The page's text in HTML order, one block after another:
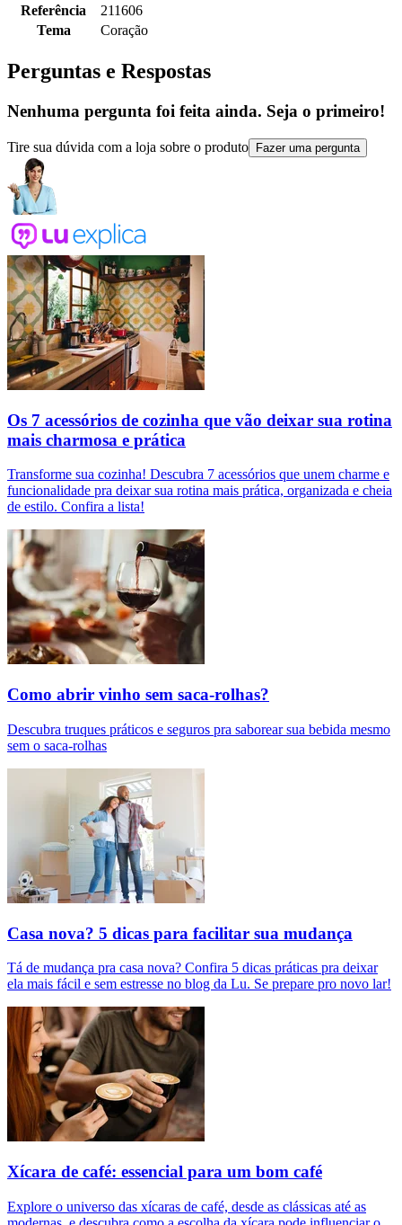
Referência
211606
Tema
Coração
Perguntas e Respostas
Nenhuma pergunta foi feita ainda. Seja o primeiro!
Tire sua dúvida com a loja sobre o produto Fazer uma pergunta
Os 7 acessórios de cozinha que vão deixar sua rotina
mais charmosa e prática
Transforme sua cozinha! Descubra 7 acessórios que unem charme e
funcionalidade pra deixar sua rotina mais prática, organizada e cheia
de estilo. Confira a lista!
Como abrir vinho sem saca-rolhas?
Descubra truques práticos e seguros pra saborear sua bebida mesmo
sem o saca-rolhas
Casa nova? 5 dicas para facilitar sua mudança
Tá de mudança pra casa nova? Confira 5 dicas práticas pra deixar
ela mais fácil e sem estresse no blog da Lu. Se prepare pro novo lar!
Xícara de café: essencial para um bom café
Explore o universo das xícaras de café, desde as clássicas até as